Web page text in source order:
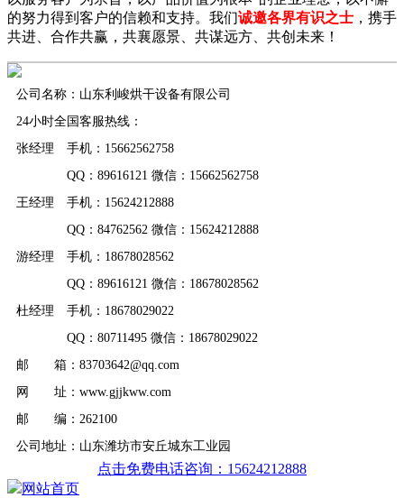
的努力得到客户的信赖和支持。我们诚邀各界有识之士 ，携手
共进、合作共赢，共襄愿景、共谋远方、共创未来！
公司名称：山东利峻烘干设备有限公司
24小时全国客服热线：
张经理 手机：15662562758
QQ：89616121 微信：15662562758
王经理 手机：15624212888
QQ：84762562 微信：15624212888
游经理 手机：18678028562
QQ：89616121 微信：18678028562
杜经理 手机：18678029022
QQ：80711495 微信：18678029022
邮 箱：83703642@qq.com
网 址：www.gjjkww.com
邮 编：262100
公司地址：山东潍坊市安丘城东工业园
点击免费电话咨询：15624212888
网站首页